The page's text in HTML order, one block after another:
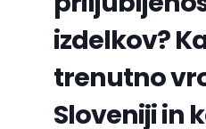
izdelkov?
trenutno
Sloveniji in